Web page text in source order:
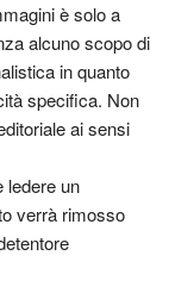
è solo a
alcuno scopo di
in quanto
specifica. Non
ai sensi
ledere un
verrà rimosso